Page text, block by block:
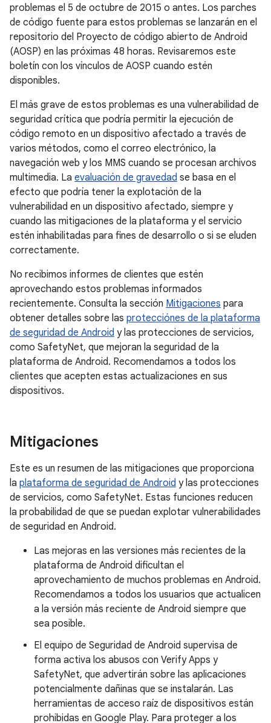
problemas el 5 de octubre de 2015 o antes. Los parches
de código fuente para estos problemas se lanzarán en el
repositorio del Proyecto de código abierto de Android
(AOSP) en las próximas 48 horas. Revisaremos este
boletín con los vínculos de AOSP cuando estén
disponibles.
El más grave de estos problemas es una vulnerabilidad de
seguridad crítica que podría permitir la ejecución de
código remoto en un dispositivo afectado a través de
varios métodos, como el correo electrónico, la
navegación web y los MMS cuando se procesan archivos
multimedia. La evaluación de gravedad se basa en el
efecto que podría tener la explotación de la
vulnerabilidad en un dispositivo afectado, siempre y
cuando las mitigaciones de la plataforma y el servicio
estén inhabilitadas para fines de desarrollo o si se eluden
correctamente.
No recibimos informes de clientes que estén
aprovechando estos problemas informados
recientemente. Consulta la sección Mitigaciones para
obtener detalles sobre las protecciónes de la plataforma
de seguridad de Android y las protecciones de servicios,
como SafetyNet, que mejoran la seguridad de la
plataforma de Android. Recomendamos a todos los
clientes que acepten estas actualizaciones en sus
dispositivos.
Mitigaciones
Este es un resumen de las mitigaciones que proporciona
la plataforma de seguridad de Android y las protecciones
de servicios, como SafetyNet. Estas funciones reducen
la probabilidad de que se puedan explotar vulnerabilidades
de seguridad en Android.
Las mejoras en las versiones más recientes de la
plataforma de Android dificultan el
aprovechamiento de muchos problemas en Android.
Recomendamos a todos los usuarios que actualicen
a la versión más reciente de Android siempre que
sea posible.
El equipo de Seguridad de Android supervisa de
forma activa los abusos con Verify Apps y
SafetyNet, que advertirán sobre las aplicaciones
potencialmente dañinas que se instalarán. Las
herramientas de acceso raíz de dispositivos están
prohibidas en Google Play. Para proteger a los